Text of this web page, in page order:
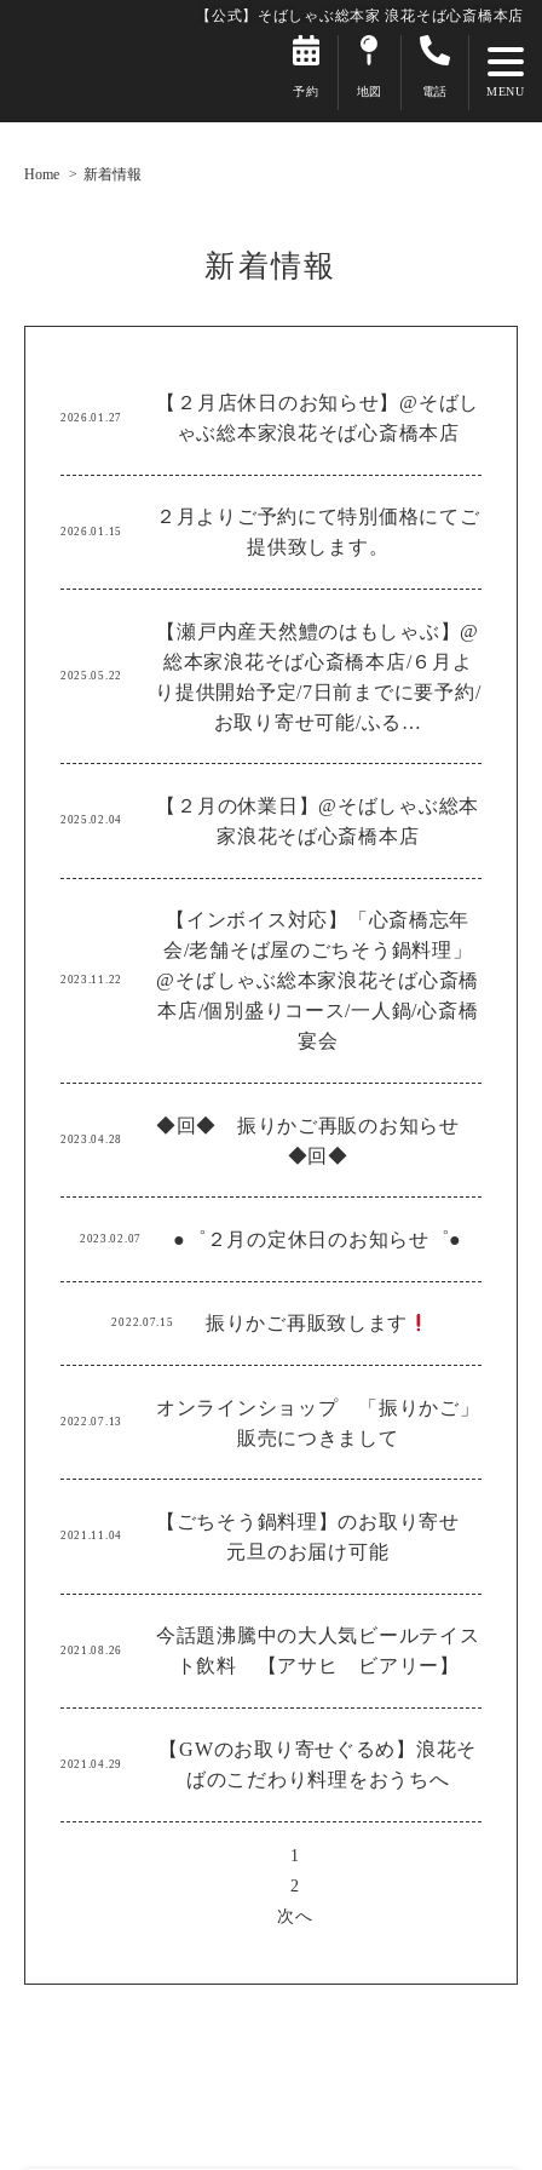
【公式】そばしゃぶ総本家 浪花そば心斎橋本店
予約 地図 電話
Home 新着情報
新着情報
2026.01.27
【２月店休日のお知らせ】@そばし
ゃぶ総本家浪花そば心斎橋本店
2026.01.15
２月よりご予約にて特別価格にてご
提供致します。
2025.05.22
【瀬戸内産天然鱧のはもしゃぶ】@
総本家浪花そば心斎橋本店/６月よ
り提供開始予定/7日前までに要予約/
お取り寄せ可能/ふる…
2025.02.04
【２月の休業日】@そばしゃぶ総本
家浪花そば心斎橋本店
2023.11.22
【インボイス対応】「心斎橋忘年
会/老舗そば屋のごちそう鍋料理」
@そばしゃぶ総本家浪花そば心斎橋
本店/個別盛りコース/一人鍋/心斎橋
宴会
2023.04.28
◆回◆ 振りかご再販のお知らせ
◆回◆
2023.02.07 ●゜２月の定休日のお知らせ゜●
2022.07.15 振りかご再販致します
2022.07.13
オンラインショップ 「振りかご」
販売につきまして
2021.11.04
【ごちそう鍋料理】のお取り寄せ
元旦のお届け可能
2021.08.26
今話題沸騰中の大人気ビールテイス
ト飲料 【アサヒ ビアリー】
2021.04.29
【GWのお取り寄せぐるめ】浪花そ
ばのこだわり料理をおうちへ
1
2
次へ